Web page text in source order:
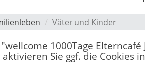
Väter und Kinder
1000Tage
Sie ggf. die Cookies